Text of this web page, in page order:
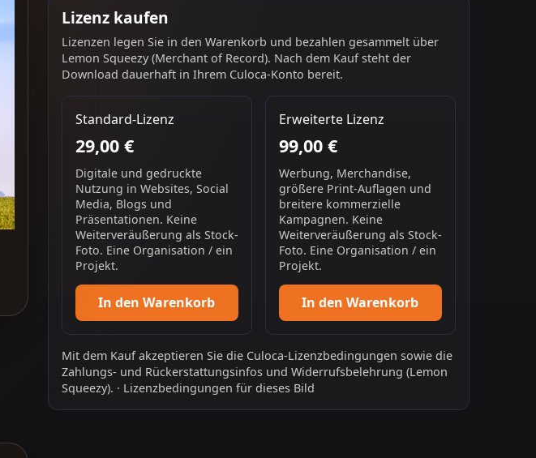
Lizenz kaufen
Lizenzen legen Sie in den Warenkorb und bezahlen gesammelt über
Lemon Squeezy (Merchant of Record). Nach dem Kauf steht der
Download dauerhaft in Ihrem Culoca-Konto bereit.
Standard-Lizenz
29,00 €
Digitale und gedruckte
Nutzung in Websites, Social
Media, Blogs und
Präsentationen. Keine
Weiterveräußerung als Stock-
Foto. Eine Organisation / ein
Projekt.
In den Warenkorb
Erweiterte Lizenz
99,00 €
Werbung, Merchandise,
größere Print-Auflagen und
breitere kommerzielle
Kampagnen. Keine
Weiterveräußerung als Stock-
Foto. Eine Organisation / ein
Projekt.
In den Warenkorb
Mit dem Kauf akzeptieren Sie die Culoca-Lizenzbedingungen sowie die
Zahlungs- und Rückerstattungsinfosund Widerrufsbelehrung (Lemon
Squeezy). · Lizenzbedingungen für dieses Bild